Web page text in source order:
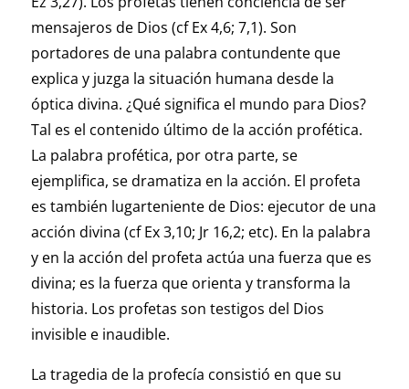
mensajeros de Dios (cf Ex 4,6; 7,1). Son
portadores de una palabra contundente que
explica y juzga la situación humana desde la
óptica divina. ¿Qué significa el mundo para Dios?
Tal es el contenido último de la acción profética.
La palabra profética, por otra parte, se
ejemplifica, se dramatiza en la acción. El profeta
es también lugarteniente de Dios: ejecutor de una
acción divina (cf Ex 3,10; Jr 16,2; etc). En la palabra
y en la acción del profeta actúa una fuerza que es
divina; es la fuerza que orienta y transforma la
historia. Los profetas son testigos del Dios
invisible e inaudible.
La tragedia de la profecía consistió en que su